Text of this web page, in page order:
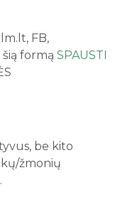
FB,
formą SPAUSTI
be kito
žmonių